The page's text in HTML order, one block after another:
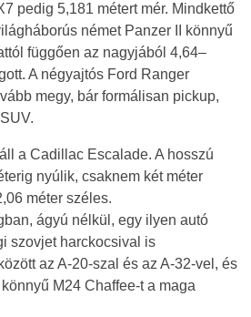
pedig 5,181 métert mér. Mindkettő
német Panzer II könnyű
függően az nagyjából 4,64–
A négyajtós Ford Ranger
megy, bár formálisan pickup,
a Cadillac Escalade. A hosszú
nyúlik, csaknem két méter
méter széles.
ágyú nélkül, egy ilyen autó
szovjet harckocsival is
az A-20-szal és az A-32-vel, és
M24 Chaffee-t a maga